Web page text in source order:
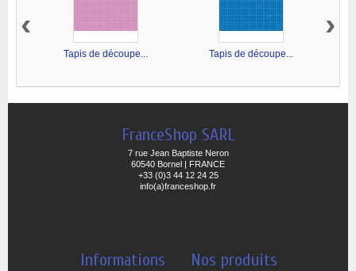
Tapis de découpe... Tapis de découpe...
‹ ›
FranceShop SARL
7 rue Jean Baptiste Neron
60540 Bornel | FRANCE
+33 (0)3 44 12 24 25
info(a)franceshop.fr
Informations Nos produits